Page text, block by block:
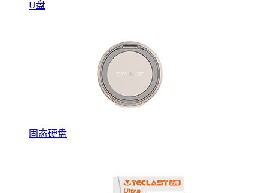
U盘
固态硬盘